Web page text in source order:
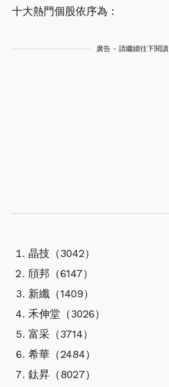
十大熱門個股依序為：
廣告 - 請繼續往下閱讀
晶技（3042）
頎邦（6147）
新纖（1409）
禾伸堂（3026）
富采（3714）
希華（2484）
鈦昇（8027）